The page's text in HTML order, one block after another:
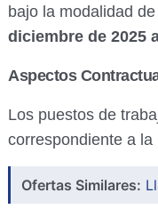
bajo la modalidad de
diciembre de 2025
Aspectos
Los puestos de
correspondiente a
Ofertas Similares: